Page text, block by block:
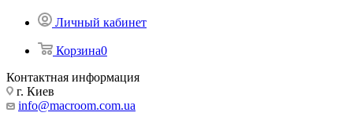
Личный кабинет
Корзина0
Контактная информация
г. Киев
info@macroom.com.ua